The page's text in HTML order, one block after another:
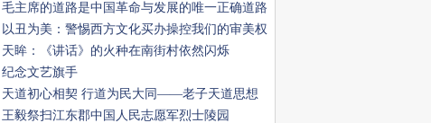
主席习近平同志参谒友谊塔
毛主席的道路是中国革命与发展的唯一正确道路
以丑为美：警惕西方文化买办操控我们的审美权
天眸：《讲话》的火种在南街村依然闪烁
纪念文艺旗手
天道初心相契 行道为民大同——老子天道思想
与马列毛主义初心宗旨的内在融通论
王毅祭扫江东郡中国人民志愿军烈士陵园